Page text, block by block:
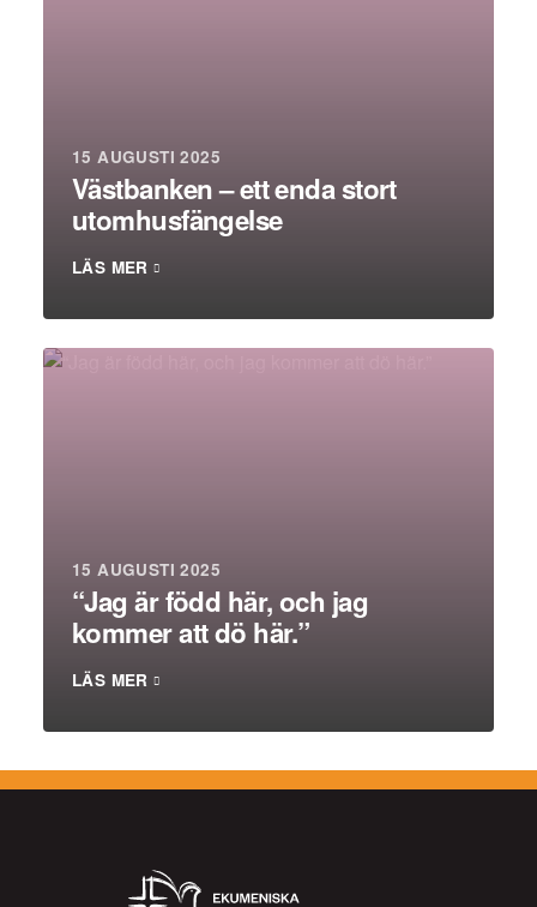
15 AUGUSTI 2025
Västbanken – ett enda stort
utomhusfängelse
LÄS MER
15 AUGUSTI 2025
“Jag är född här, och jag
kommer att dö här.”
LÄS MER